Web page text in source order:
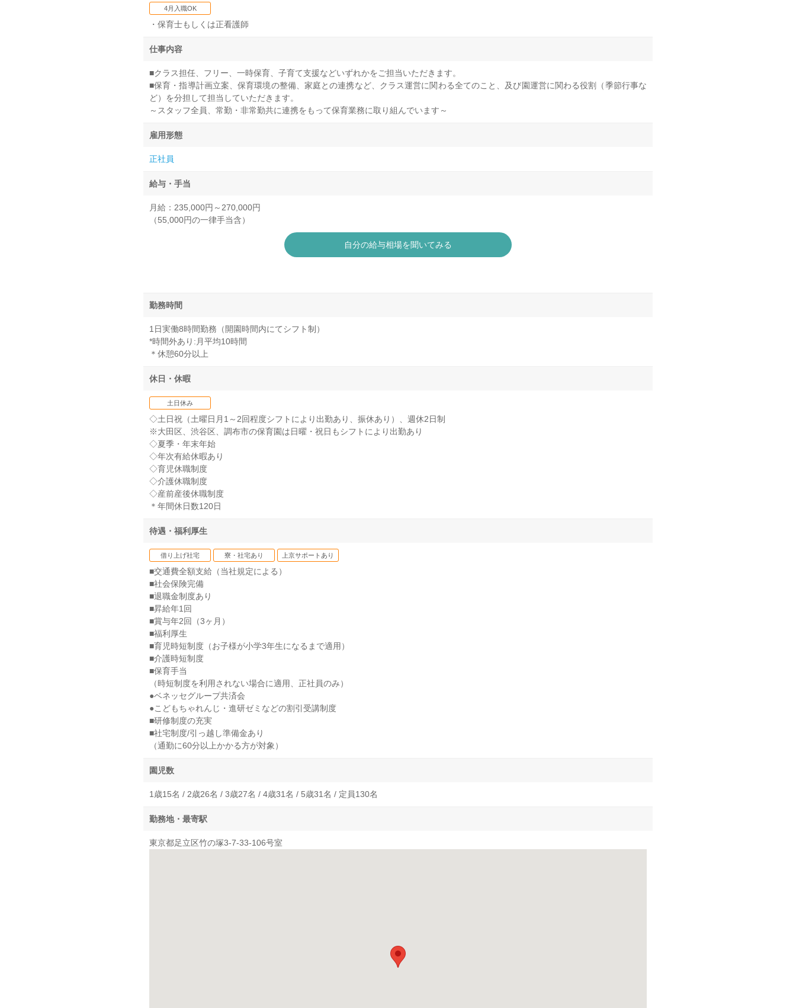
4月入職OK
・保育士もしくは正看護師
仕事内容
■クラス担任、フリー、一時保育、子育て支援などいずれかをご担当いただきます。
■保育・指導計画立案、保育環境の整備、家庭との連携など、クラス運営に関わる全てのこと、及び園運営に関わる役割（季節行事な
ど）を分担して担当していただきます。
～スタッフ全員、常勤・非常勤共に連携をもって保育業務に取り組んでいます～
雇用形態
正社員
給与・手当
月給：235,000円～270,000円
（55,000円の一律手当含）
自分の給与相場を聞いてみる
勤務時間
1日実働8時間勤務（開園時間内にてシフト制）
*時間外あり:月平均10時間
＊休憩60分以上
休日・休暇
土日休み
◇土日祝（土曜日月1～2回程度シフトにより出勤あり、振休あり）、週休2日制
※大田区、渋谷区、調布市の保育園は日曜・祝日もシフトにより出勤あり
◇夏季・年末年始
◇年次有給休暇あり
◇育児休職制度
◇介護休職制度
◇産前産後休職制度
＊年間休日数120日
待遇・福利厚生
借り上げ社宅 寮・社宅あり 上京サポートあり
■交通費全額支給（当社規定による）
■社会保険完備
■退職金制度あり
■昇給年1回
■賞与年2回（3ヶ月）
■福利厚生
■育児時短制度（お子様が小学3年生になるまで適用）
■介護時短制度
■保育手当
（時短制度を利用されない場合に適用、正社員のみ）
●ベネッセグループ共済会
●こどもちゃれんじ・進研ゼミなどの割引受講制度
■研修制度の充実
■社宅制度/引っ越し準備金あり
（通勤に60分以上かかる方が対象）
園児数
1歳15名 / 2歳26名 / 3歳27名 / 4歳31名 / 5歳31名 / 定員130名
勤務地・最寄駅
東京都足立区竹の塚3-7-33-106号室